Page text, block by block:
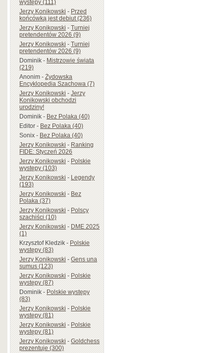
występy (111)
Jerzy Konikowski-Przed
końcówką jest debiut (236)
Jerzy Konikowski-Turniej
pretendentów 2026 (9)
Jerzy Konikowski-Turniej
pretendentów 2026 (9)
Dominik-Mistrzowie świata
(219)
Anonim-Żydowska
Encyklopedia Szachowa (7)
Jerzy Konikowski-Jerzy
Konikowski obchodzi
urodziny!
Dominik-Bez Polaka (40)
Editor-Bez Polaka (40)
Sonix-Bez Polaka (40)
Jerzy Konikowski-Ranking
FIDE: Styczeń 2026
Jerzy Konikowski-Polskie
występy (103)
Jerzy Konikowski-Legendy
(193)
Jerzy Konikowski-Bez
Polaka (37)
Jerzy Konikowski-Polscy
szachiści (10)
Jerzy Konikowski-DME 2025
(1)
Krzysztof Kledzik-Polskie
występy (83)
Jerzy Konikowski-Gens una
sumus (123)
Jerzy Konikowski-Polskie
występy (87)
Dominik-Polskie występy
(83)
Jerzy Konikowski-Polskie
występy (81)
Jerzy Konikowski-Polskie
występy (81)
Jerzy Konikowski-Goldchess
prezentuje (300)